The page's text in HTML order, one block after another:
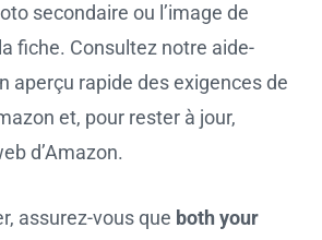
secondaire ou l’image de
fiche. Consultez notre aide-
aperçu rapide des exigences de
et, pour rester à jour,
d’Amazon.
assurez-vous que both your